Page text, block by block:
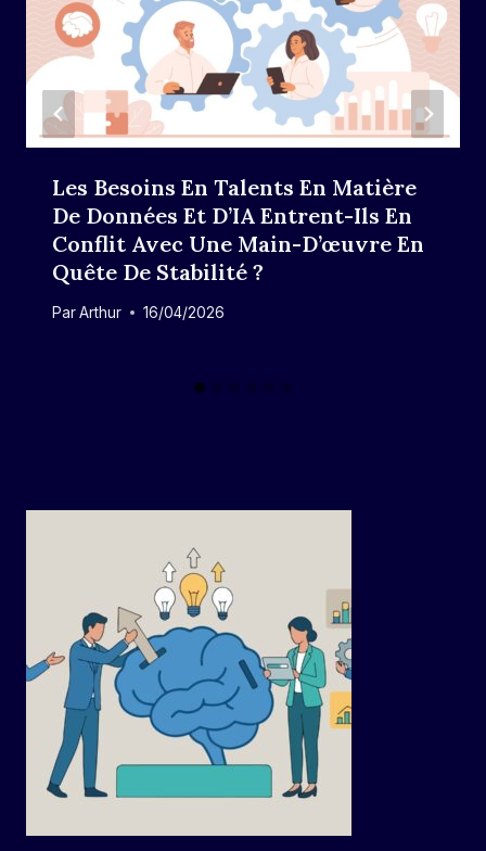
Les Besoins En Talents En Matière
De Données Et D’IA Entrent-Ils En
Conflit Avec Une Main-D’œuvre En
Quête De Stabilité ?
ParArthur 16/04/2026